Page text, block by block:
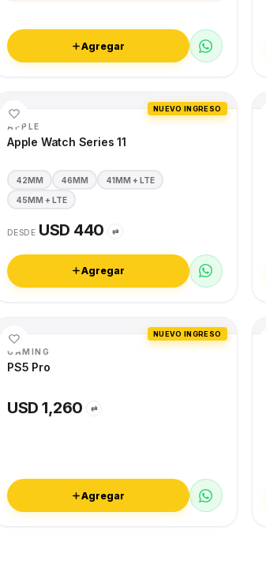
Agregar
NUEVO INGRESO
APPLE
Apple Watch Series 11
42MM 46MM 41MM + LTE
45MM + LTE
DESDE USD 440 ⇄
Agregar
NUEVO INGRESO
GAMING
PS5 Pro
USD 1,260 ⇄
Agregar